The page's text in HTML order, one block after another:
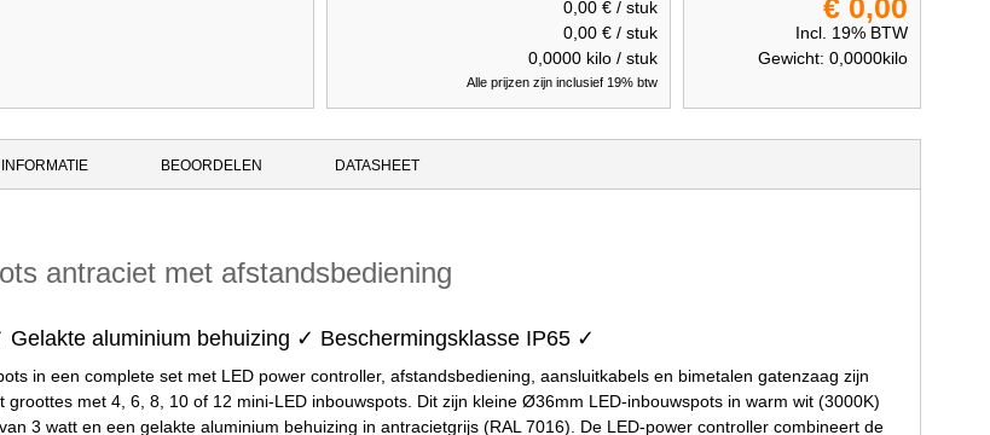
0,00 €/ stuk
0,00 €/ stuk
0,0000 kilo / stuk
Alle prijzen zijn inclusief 19% btw
€ 0,00
Incl. 19% BTW
Gewicht: 0,0000kilo
BEOORDELEN DATASHEET
antraciet met afstandsbediening
Gelakte aluminium behuizing ✓ Beschermingsklasse IP65 ✓
in een complete set met LED power controller, afstandsbediening, aansluitkabels en bimetalen gatenzaag zijn
groottes met 4, 6, 8, 10 of 12 mini-LED inbouwspots. Dit zijn kleine Ø36mm LED-inbouwspots in warm wit (3000K)
3 watt en een gelakte aluminium behuizing in antracietgrijs (RAL 7016). De LED-power controller combineert de